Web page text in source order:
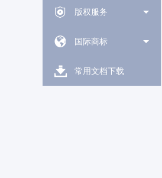
版权服务
国际商标
常用文档下载